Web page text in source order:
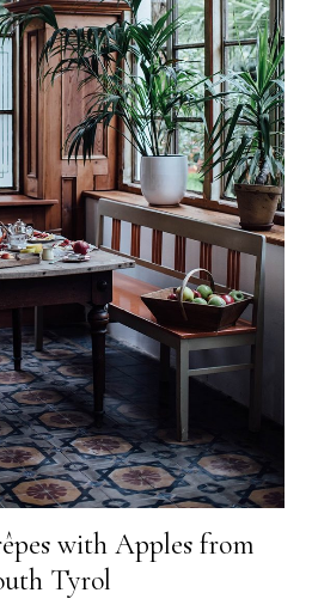
with Apples from
Tyrol